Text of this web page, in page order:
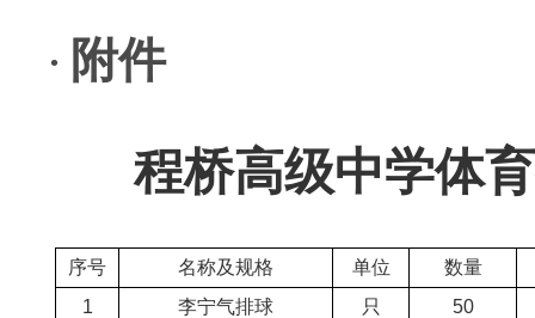
· 附件
程桥高级中学体
序号 名称及规格 单位
数量
1
李宁气排球 只
50